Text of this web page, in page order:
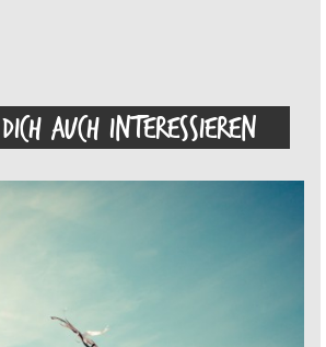
AUCH INTERESSIEREN